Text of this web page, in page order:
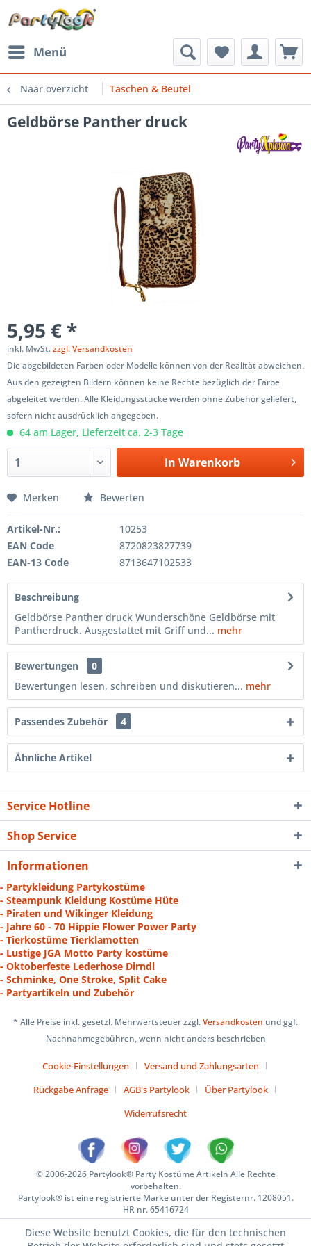
Menü
Naar overzicht Taschen & Beutel
Geldbörse Panther druck
5,95 € *
inkl. MwSt.zzgl. Versandkosten
Die abgebildeten Farben oder Modelle können von der Realität abweichen.
Aus den gezeigten Bildern können keine Rechte bezüglich der Farbe
abgeleitet werden. Alle Kleidungsstücke werden ohne Zubehör geliefert,
sofern nicht ausdrücklich angegeben.
64 am Lager, Lieferzeit ca. 2-3 Tage
In Warenkorb
Merken Bewerten
Artikel-Nr.:
10253
EAN Code
8720823827739
EAN-13 Code
8713647102533
Beschreibung
Geldbörse Panther druck Wunderschöne Geldbörse mit
Pantherdruck. Ausgestattet mit Griff und... mehr
Bewertungen
0
Bewertungen lesen, schreiben und diskutieren... mehr
Passendes Zubehör 4
Ähnliche Artikel
Service Hotline
Shop Service
Informationen
- Partykleidung Partykostüme
- Steampunk Kleidung Kostüme Hüte
- Piraten und Wikinger Kleidung
- Jahre 60 - 70 Hippie Flower Power Party
- Tierkostüme Tierklamotten
- Lustige JGA Motto Party kostüme
- Oktoberfeste Lederhose Dirndl
- Schminke, One Stroke, Split Cake
- Partyartikeln und Zubehör
* Alle Preise inkl. gesetzl. Mehrwertsteuer zzgl.Versandkosten und ggf.
Nachnahmegebühren, wenn nicht anders beschrieben
Cookie-Einstellungen
Versand und Zahlungsarten
Rückgabe Anfrage
AGB's Partylook
Über Partylook
Widerrufsrecht
© 2006-2026 Partylook® Party Kostüme Artikeln Alle Rechte
vorbehalten.
Partylook® ist eine registrierte Marke unter der Registernr. 1208051.
HR nr. 65416724
Diese Website benutzt Cookies, die für den technischen